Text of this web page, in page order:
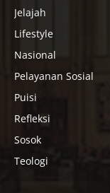
Jelajah
Lifestyle
Nasional
Pelayanan Sosial
Puisi
Refleksi
Sosok
Teologi